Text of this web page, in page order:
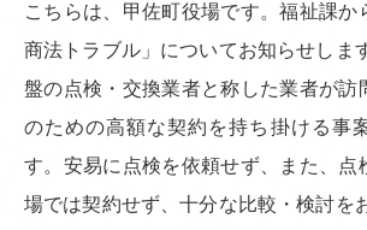
こちらは、甲佐町役場です。福祉課か
商法トラブル」についてお知らせしま
盤の点検・交換業者と称した業者が訪
のための高額な契約を持ち掛ける事
す。安易に点検を依頼せず、また、点
場では契約せず、十分な比較・検討を